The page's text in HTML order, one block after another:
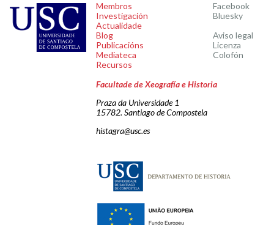
Membros
Investigación
Actualidade
Blog
Publicacións
Mediateca
Recursos
Facebook
Bluesky
Aviso legal
Licenza
Colofón
Facultade de Xeografía e Historia
Praza da Universidade 1
15782. Santiago de Compostela
histagra@usc.es